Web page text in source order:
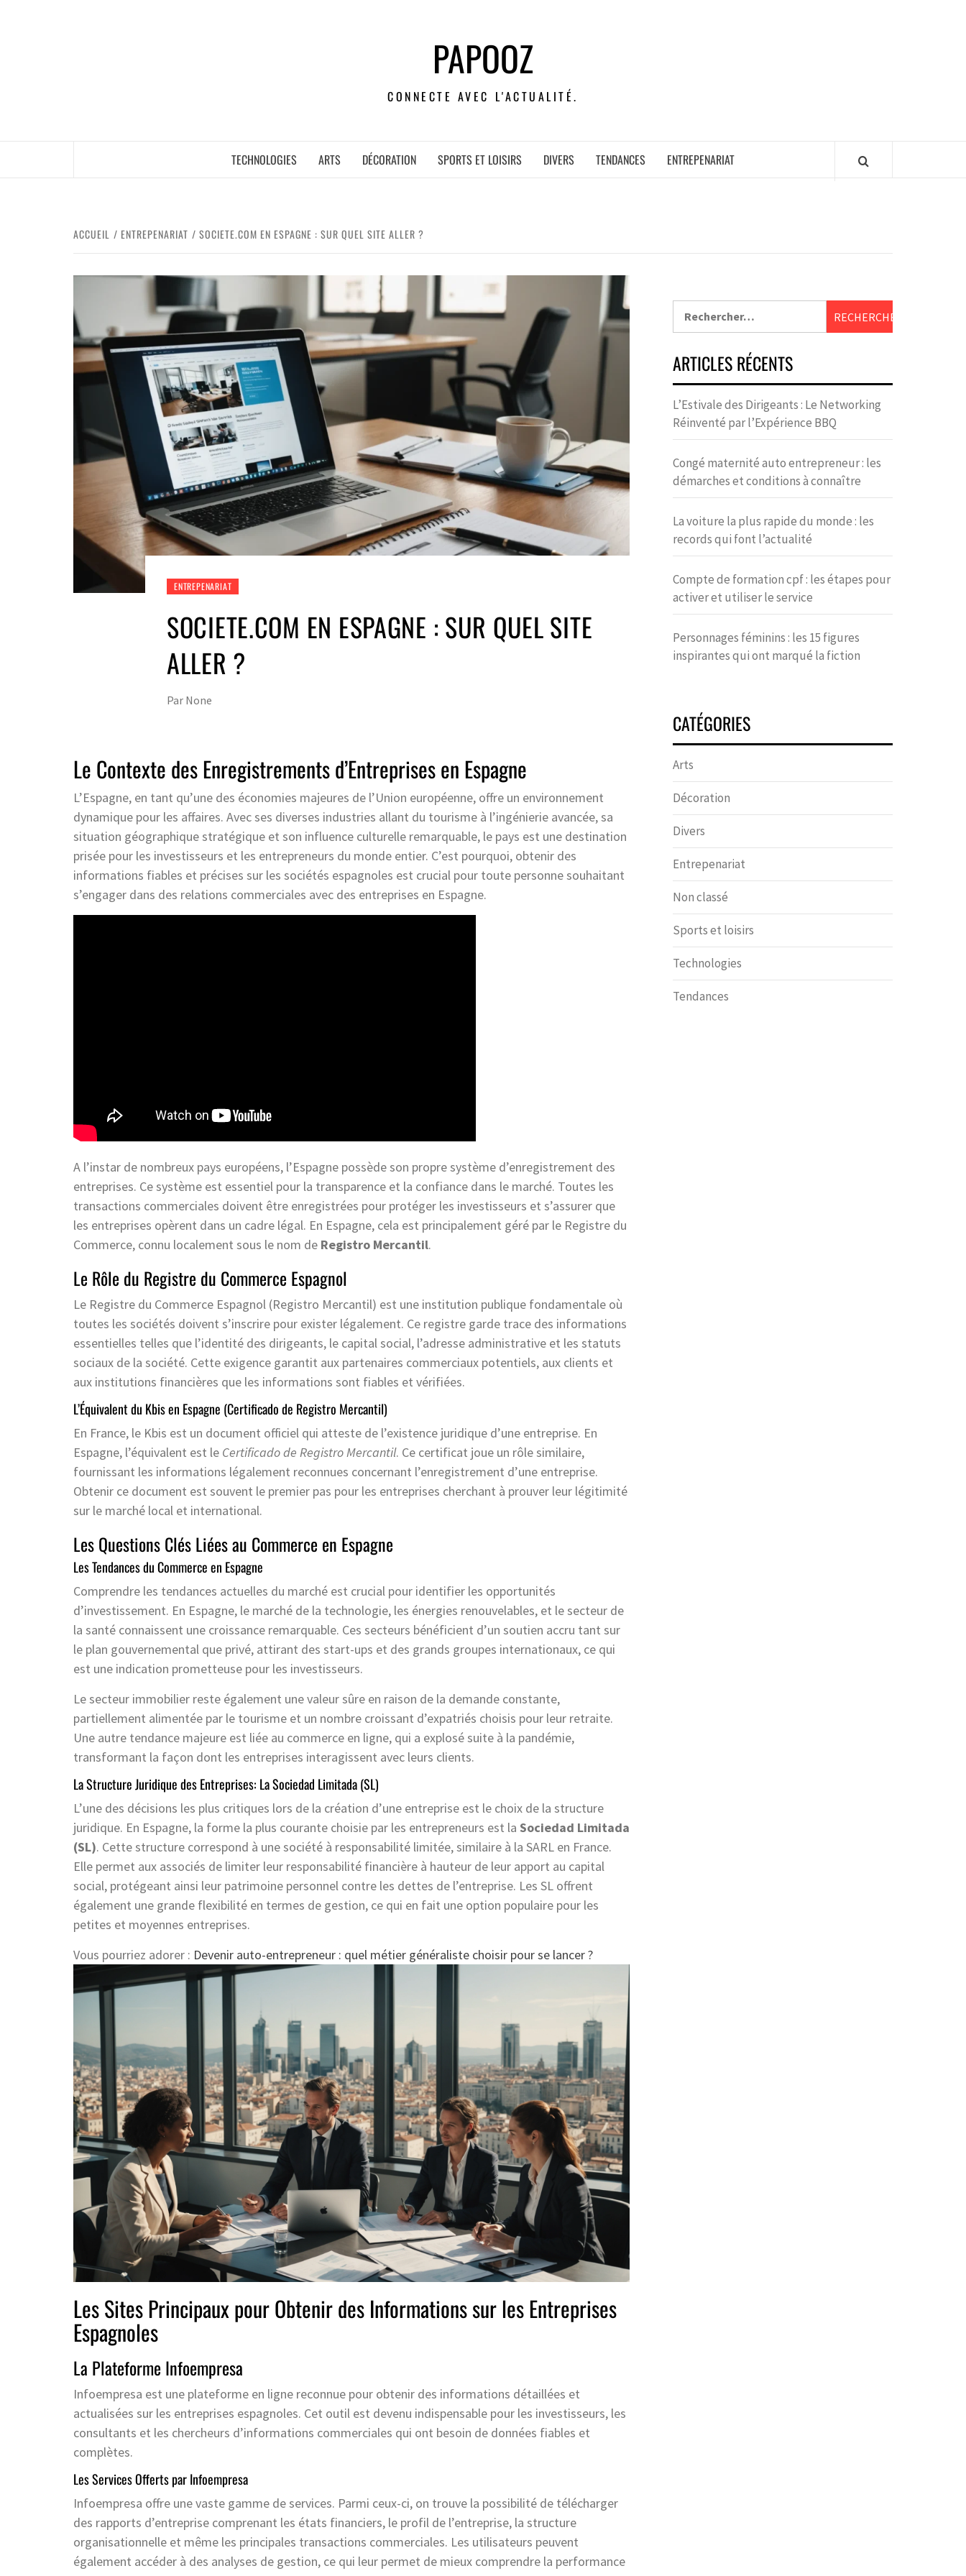
PAPOOZ
CONNECTE AVEC L'ACTUALITÉ.
TECHNOLOGIES ARTS DÉCORATION SPORTS ET LOISIRS DIVERS TENDANCES ENTREPENARIAT
ACCUEIL ENTREPENARIAT SOCIETE.COM EN ESPAGNE​ : SUR QUEL SITE ALLER ?
ENTREPENARIAT
SOCIETE.COM EN ESPAGNE​ : SUR QUEL SITE
ALLER ?
Par None
Le Contexte des Enregistrements d’Entreprises en Espagne
L’Espagne, en tant qu’une des économies majeures de l’Union européenne, offre un environnement
dynamique pour les affaires. Avec ses diverses industries allant du tourisme à l’ingénierie avancée, sa
situation géographique stratégique et son influence culturelle remarquable, le pays est une destination
prisée pour les investisseurs et les entrepreneurs du monde entier. C’est pourquoi, obtenir des
informations fiables et précises sur les sociétés espagnoles est crucial pour toute personne souhaitant
s’engager dans des relations commerciales avec des entreprises en Espagne.
A l’instar de nombreux pays européens, l’Espagne possède son propre système d’enregistrement des
entreprises. Ce système est essentiel pour la transparence et la confiance dans le marché. Toutes les
transactions commerciales doivent être enregistrées pour protéger les investisseurs et s’assurer que
les entreprises opèrent dans un cadre légal. En Espagne, cela est principalement géré par le Registre du
Commerce, connu localement sous le nom de Registro Mercantil.
Le Rôle du Registre du Commerce Espagnol
Le Registre du Commerce Espagnol (Registro Mercantil) est une institution publique fondamentale où
toutes les sociétés doivent s’inscrire pour exister légalement. Ce registre garde trace des informations
essentielles telles que l’identité des dirigeants, le capital social, l’adresse administrative et les statuts
sociaux de la société. Cette exigence garantit aux partenaires commerciaux potentiels, aux clients et
aux institutions financières que les informations sont fiables et vérifiées.
L’Équivalent du Kbis en Espagne (Certificado de Registro Mercantil)
En France, le Kbis est un document officiel qui atteste de l’existence juridique d’une entreprise. En
Espagne, l’équivalent est le Certificado de Registro Mercantil. Ce certificat joue un rôle similaire,
fournissant les informations légalement reconnues concernant l’enregistrement d’une entreprise.
Obtenir ce document est souvent le premier pas pour les entreprises cherchant à prouver leur légitimité
sur le marché local et international.
Les Questions Clés Liées au Commerce en Espagne
Les Tendances du Commerce en Espagne
Comprendre les tendances actuelles du marché est crucial pour identifier les opportunités
d’investissement. En Espagne, le marché de la technologie, les énergies renouvelables, et le secteur de
la santé connaissent une croissance remarquable. Ces secteurs bénéficient d’un soutien accru tant sur
le plan gouvernemental que privé, attirant des start-ups et des grands groupes internationaux, ce qui
est une indication prometteuse pour les investisseurs.
Le secteur immobilier reste également une valeur sûre en raison de la demande constante,
partiellement alimentée par le tourisme et un nombre croissant d’expatriés choisis pour leur retraite.
Une autre tendance majeure est liée au commerce en ligne, qui a explosé suite à la pandémie,
transformant la façon dont les entreprises interagissent avec leurs clients.
La Structure Juridique des Entreprises: La Sociedad Limitada (SL)
L’une des décisions les plus critiques lors de la création d’une entreprise est le choix de la structure
juridique. En Espagne, la forme la plus courante choisie par les entrepreneurs est la Sociedad Limitada
(SL). Cette structure correspond à une société à responsabilité limitée, similaire à la SARL en France.
Elle permet aux associés de limiter leur responsabilité financière à hauteur de leur apport au capital
social, protégeant ainsi leur patrimoine personnel contre les dettes de l’entreprise. Les SL offrent
également une grande flexibilité en termes de gestion, ce qui en fait une option populaire pour les
petites et moyennes entreprises.
Vous pourriez adorer : Devenir auto-entrepreneur : quel métier généraliste choisir pour se lancer ?
Les Sites Principaux pour Obtenir des Informations sur les Entreprises
Espagnoles
La Plateforme Infoempresa
Infoempresa est une plateforme en ligne reconnue pour obtenir des informations détaillées et
actualisées sur les entreprises espagnoles. Cet outil est devenu indispensable pour les investisseurs, les
consultants et les chercheurs d’informations commerciales qui ont besoin de données fiables et
complètes.
Les Services Offerts par Infoempresa
Infoempresa offre une vaste gamme de services. Parmi ceux-ci, on trouve la possibilité de télécharger
des rapports d’entreprise comprenant les états financiers, le profil de l’entreprise, la structure
organisationnelle et même les principales transactions commerciales. Les utilisateurs peuvent
également accéder à des analyses de gestion, ce qui leur permet de mieux comprendre la performance
ARTICLES RÉCENTS
L’Estivale des Dirigeants : Le Networking
Réinventé par l’Expérience BBQ
Congé maternité auto entrepreneur : les
démarches et conditions à connaître
La voiture la plus rapide du monde : les
records qui font l’actualité
Compte de formation cpf : les étapes pour
activer et utiliser le service
Personnages féminins : les 15 figures
inspirantes qui ont marqué la fiction
CATÉGORIES
Arts
Décoration
Divers
Entrepenariat
Non classé
Sports et loisirs
Technologies
Tendances